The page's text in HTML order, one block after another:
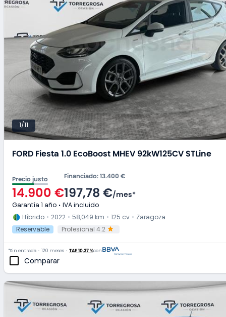
FORD Fiesta 1.0 EcoBoost MHEV 92kW125CV STLine
Precio justo
14.900 €
Financiado: 13.400 €
197,78 €/mes*
Garantía 1 año
IVA incluido
Híbrido
2022 58,049 km 125 cv
Zaragoza
Reservable
Profesional 4.2
1/11
Comparar
*Sin entrada 120 meses TAE 10,37 %con